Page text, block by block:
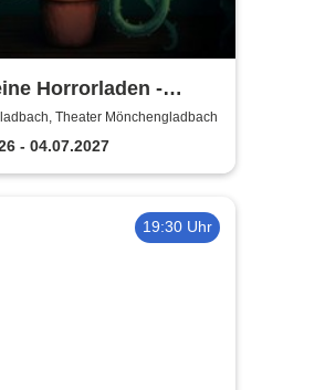
Horrorladen -
Krefeld und
Theater Mönchengladbach
- 04.07.2027
19:30 Uhr